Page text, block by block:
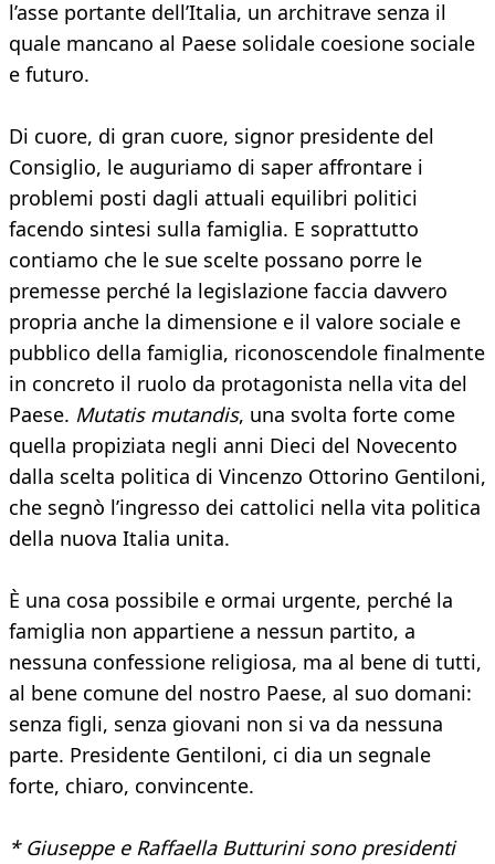
l’asse portante dell’Italia, un architrave senza il
quale mancano al Paese solidale coesione sociale
e futuro.
Di cuore, di gran cuore, signor presidente del
Consiglio, le auguriamo di saper affrontare i
problemi posti dagli attuali equilibri politici
facendo sintesi sulla famiglia. E soprattutto
contiamo che le sue scelte possano porre le
premesse perché la legislazione faccia davvero
propria anche la dimensione e il valore sociale e
pubblico della famiglia, riconoscendole finalmente
in concreto il ruolo da protagonista nella vita del
Paese. Mutatis mutandis, una svolta forte come
quella propiziata negli anni Dieci del Novecento
dalla scelta politica di Vincenzo Ottorino Gentiloni,
che segnò l’ingresso dei cattolici nella vita politica
della nuova Italia unita.
È una cosa possibile e ormai urgente, perché la
famiglia non appartiene a nessun partito, a
nessuna confessione religiosa, ma al bene di tutti,
al bene comune del nostro Paese, al suo domani:
senza figli, senza giovani non si va da nessuna
parte. Presidente Gentiloni, ci dia un segnale
forte, chiaro, convincente.
* Giuseppe e Raffaella Butturini sono presidenti